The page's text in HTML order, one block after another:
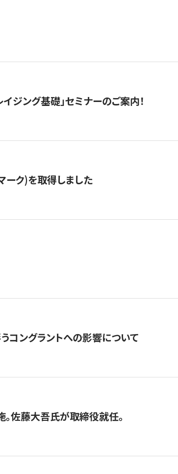
ジング基礎」セミナーのご案内！
ーク)を取得しました
コングラントへの影響について
佐藤大吾氏が取締役就任。